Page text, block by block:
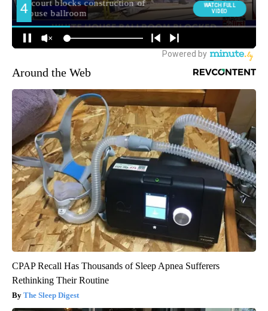
Around the Web
CPAP Recall Has Thousands of Sleep Apnea Sufferers
Rethinking Their Routine
The Sleep Digest